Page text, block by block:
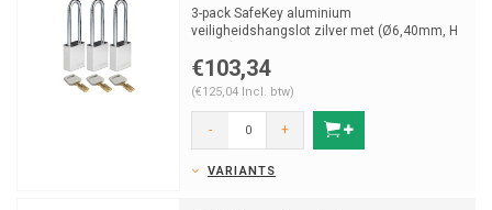
3-pack SafeKey aluminium
veiligheidshangslot zilver met (Ø6,40mm, H
€103,34
(€125,04 Incl. btw)
- +
VARIANTS